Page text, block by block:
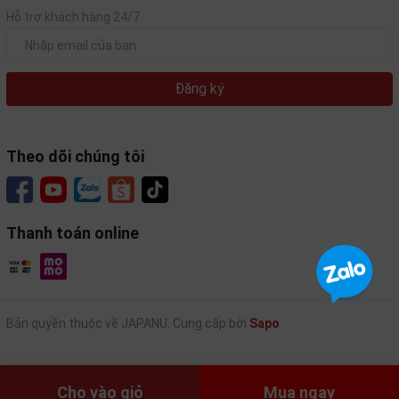
Cho vào giỏ Mua ngay
làm ra chứa đựng không chỉ là nguồn nguyên
liệu từ thiên nhiên mà còn là công sức, tâm
huyết của những nhà nấu rượu lành nghề. Vì thế
bạn có thể chọn rượu sake Masumi này làm quà
Hỗ trợ khách hàng 24/7
Đăng ký
Theo dõi chúng tôi
Thanh toán online
Bản quyền thuộc về JAPANU. Cung cấp bởi Sapo